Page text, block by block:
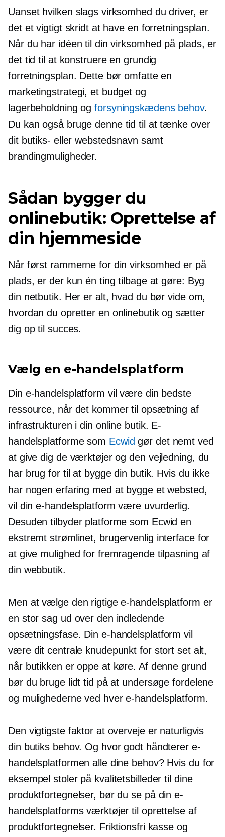
Uanset hvilken slags virksomhed du driver, er
det et vigtigt skridt at have en forretningsplan.
Når du har idéen til din virksomhed på plads, er
det tid til at konstruere en grundig
forretningsplan. Dette bør omfatte en
marketingstrategi, et budget og
lagerbeholdning ogforsyningskædens behov.
Du kan også bruge denne tid til at tænke over
dit butiks- eller webstedsnavn samt
brandingmuligheder.
Sådan bygger du
onlinebutik: Oprettelse af
din hjemmeside
Når først rammerne for din virksomhed er på
plads, er der kun én ting tilbage at gøre: Byg
din netbutik. Her er alt, hvad du bør vide om,
hvordan du opretter en onlinebutik og sætter
dig op til succes.
Vælg en e-handelsplatform
Din e-handelsplatform vil være din bedste
ressource, når det kommer til opsætning af
infrastrukturen i din online butik. E-
handelsplatforme som Ecwid gør det nemt ved
at give dig de værktøjer og den vejledning, du
har brug for til at bygge din butik. Hvis du ikke
har nogen erfaring med at bygge et websted,
vil din e-handelsplatform være uvurderlig.
Desuden tilbyder platforme som Ecwid en
ekstremt strømlinet, brugervenlig interface for
at give mulighed for fremragende tilpasning af
din webbutik.
Men at vælge den rigtige e-handelsplatform er
en stor sag ud over den indledende
opsætningsfase. Din e-handelsplatform vil
være dit centrale knudepunkt for stort set alt,
når butikken er oppe at køre. Af denne grund
bør du bruge lidt tid på at undersøge fordelene
og mulighederne ved hver e-handelsplatform.
Den vigtigste faktor at overveje er naturligvis
din butiks behov. Og hvor godt håndterer e-
handelsplatformen alle dine behov? Hvis du for
eksempel stoler på kvalitetsbilleder til dine
produktfortegnelser, bør du se på din e-
handelsplatforms værktøjer til oprettelse af
produktfortegnelser. Friktionsfri kasse og